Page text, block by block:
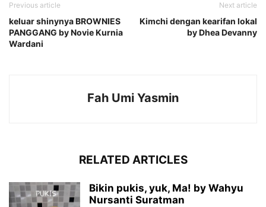
Previous article
keluar shinynya BROWNIES
PANGGANG by Novie Kurnia
Wardani
Next article
Kimchi dengan kearifan lokal
by Dhea Devanny
Fah Umi Yasmin
RELATED ARTICLES
Bikin pukis, yuk, Ma! by Wahyu
Nursanti Suratman